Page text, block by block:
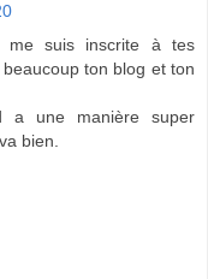
suis inscrite à tes
ton blog et ton
a une manière super
bien.